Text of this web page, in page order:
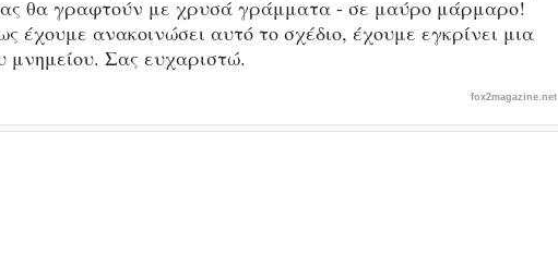
θα γραφτούν με χρυσά γράμματα - σε μαύρο μάρμαρο!
ανακοινώσει αυτό το σχέδιο, έχουμε εγκρίνει μια
μνημείου. Σας ευχαριστώ.
fox2magazine.net